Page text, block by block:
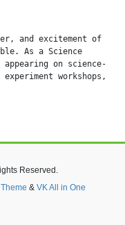
and excitement of
As a Science
on science-
workshops,
Reserved.
& VK All in One